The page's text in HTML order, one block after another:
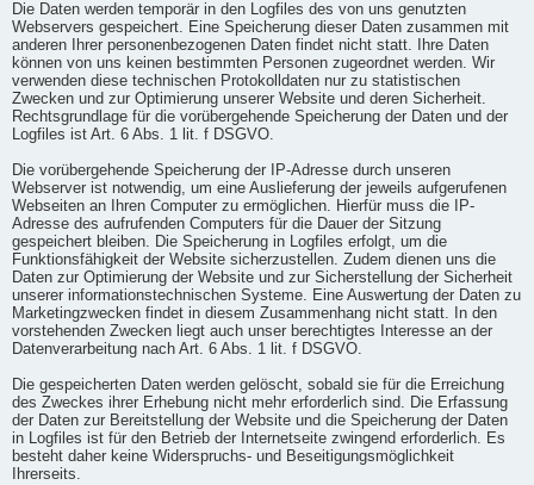
Die Daten werden temporär in den Logfiles des von uns genutzten
Webservers gespeichert. Eine Speicherung dieser Daten zusammen mit
anderen Ihrer personenbezogenen Daten findet nicht statt. Ihre Daten
können von uns keinen bestimmten Personen zugeordnet werden. Wir
verwenden diese technischen Protokolldaten nur zu statistischen
Zwecken und zur Optimierung unserer Website und deren Sicherheit.
Rechtsgrundlage für die vorübergehende Speicherung der Daten und der
Logfiles ist Art. 6 Abs. 1 lit. f DSGVO.
Die vorübergehende Speicherung der IP-Adresse durch unseren
Webserver ist notwendig, um eine Auslieferung der jeweils aufgerufenen
Webseiten an Ihren Computer zu ermöglichen. Hierfür muss die IP-
Adresse des aufrufenden Computers für die Dauer der Sitzung
gespeichert bleiben. Die Speicherung in Logfiles erfolgt, um die
Funktionsfähigkeit der Website sicherzustellen. Zudem dienen uns die
Daten zur Optimierung der Website und zur Sicherstellung der Sicherheit
unserer informationstechnischen Systeme. Eine Auswertung der Daten zu
Marketingzwecken findet in diesem Zusammenhang nicht statt. In den
vorstehenden Zwecken liegt auch unser berechtigtes Interesse an der
Datenverarbeitung nach Art. 6 Abs. 1 lit. f DSGVO.
Die gespeicherten Daten werden gelöscht, sobald sie für die Erreichung
des Zweckes ihrer Erhebung nicht mehr erforderlich sind. Die Erfassung
der Daten zur Bereitstellung der Website und die Speicherung der Daten
in Logfiles ist für den Betrieb der Internetseite zwingend erforderlich. Es
besteht daher keine Widerspruchs- und Beseitigungsmöglichkeit
Ihrerseits.